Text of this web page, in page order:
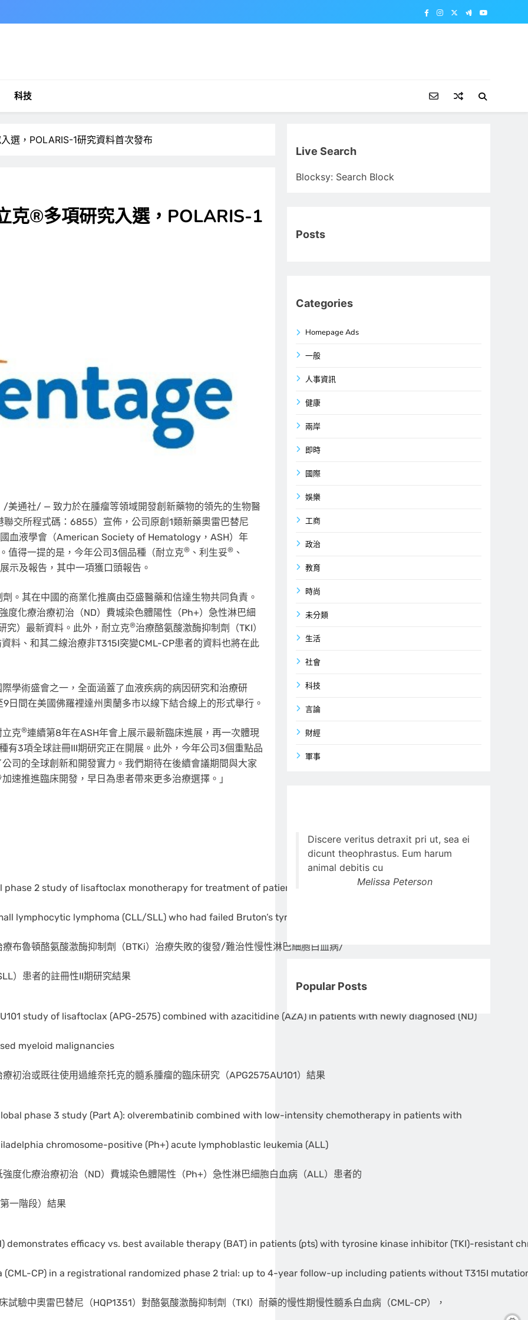
科技
選，POLARIS-1研究資料首次發布
克®多項研究入選，POLARIS-1
/美通社/ — 致力於在腫瘤等領域開發創新藥物的領先的生物醫
交所程式碼：6855）宣佈，公司原創1類新藥奧雷巴替尼
血液學會（American Society of Hematology，ASH）年
值得一提的是，今年公司3個品種（耐立克® 、利生妥® 、
示及報告，其中一項獲口頭報告。
。其在中國的商業化推廣由亞盛醫藥和信達生物共同負責。
度化療治療初治（ND）費城染色體陽性（Ph+）急性淋巴細
究）最新資料。此外，耐立克®治療酪氨酸激酶抑制劑（TKI）
料、和其二線治療非T315I突變CML-CP患者的資料也將在此
學術盛會之一，全面涵蓋了血液疾病的病因研究和治療研
間在美國佛羅裡達州奧蘭多市以線下結合線上的形式舉行。
立克®連續第8年在ASH年會上展示最新臨床進展，再一次體現
有3項全球註冊III期研究正在開展。此外，今年公司3個重點品
司的全球創新和開發實力。我們期待在後續會議期間與大家
速推進臨床開發，早日為患者帶來更多治療選擇。」
phase 2 study of lisaftoclax monotherapy for treatment of patients (pts) with relapsed/refractory chronic
lymphocytic lymphoma (CLL/SLL) who had failed Bruton’s tyrosine kinase inhibitors (BTKis)
布魯頓酪氨酸激酶抑制劑（BTKi）治療失敗的復發/難治性慢性淋巴細胞白血病/
）患者的註冊性II期研究結果
study of lisaftoclax (APG-2575) combined with azacitidine (AZA) in patients with newly diagnosed (ND)
myeloid malignancies
初治或既往使用過維奈托克的髓系腫瘤的臨床研究（APG2575AU101）結果
phase 3 study (Part A): olverembatinib combined with low-intensity chemotherapy in patients with
chromosome-positive (Ph+) acute lymphoblastic leukemia (ALL)
度化療治療初治（ND）費城染色體陽性（Ph+）急性淋巴細胞白血病（ALL）患者的
一階段）結果
demonstrates efficacy vs. best available therapy (BAT) in patients (pts) with tyrosine kinase inhibitor (TKI)-resistant
(CML-CP) in a registrational randomized phase 2 trial: up to 4-year follow-up including patients without T315I
試驗中奧雷巴替尼（HQP1351）對酪氨酸激酶抑制劑（TKI）耐藥的慢性期慢性髓系白血病（CML-CP），
Live Search
Blocksy: Search Block
Posts
Categories
Homepage Ads
一般
人事資訊
健康
兩岸
即時
國際
娛樂
工商
政治
教育
時尚
未分類
生活
社會
科技
言論
財經
軍事
Discere veritus detraxit pri ut, sea ei
dicunt theophrastus. Eum harum
animal debitis cu
Melissa Peterson
Popular Posts